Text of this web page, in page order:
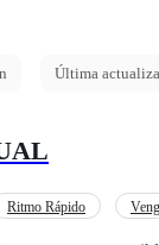
Última
Ritmo Rápido